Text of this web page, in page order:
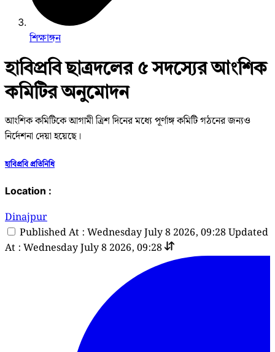
শিক্ষাঙ্গন
হাবিপ্রবি ছাত্রদলের ৫ সদস্যের আংশিক
কমিটির অনুমোদন
আংশিক কমিটিকে আগামী ত্রিশ দিনের মধ্যে পূর্ণাঙ্গ কমিটি গঠনের জন্যও
নির্দেশনা দেয়া হয়েছে।
হাবিপ্রবি প্রতিনিধি
Location :
Dinajpur
Published At : Wednesday July 8 2026, 09:28Updated
At : Wednesday July 8 2026, 09:28